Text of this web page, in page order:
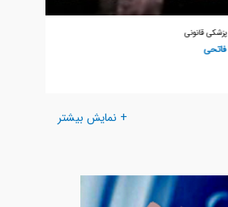
+ نمایش بیشتر